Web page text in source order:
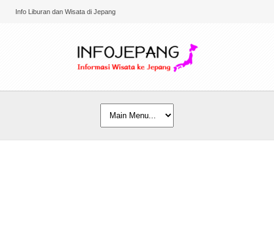
Info Liburan dan Wisata di Jepang